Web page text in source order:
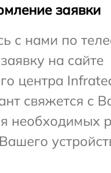
заявки
с нами по
на сайте
центра
свяжется с
необходимых